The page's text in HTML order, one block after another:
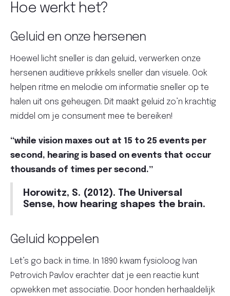
Hoe werkt het?
Geluid en onze hersenen
Hoewel licht sneller is dan geluid, verwerken onze
hersenen auditieve prikkels sneller dan visuele. Ook
helpen ritme en melodie om informatie sneller op te
halen uit ons geheugen. Dit maakt geluid zo’n krachtig
middel om je consument mee te bereiken!
“while vision maxes out at 15 to 25 events per
second, hearing is based on events that occur
thousands of times per second.”
Horowitz, S. (2012). The Universal
Sense, how hearing shapes the brain.
Geluid koppelen
Let’s go back in time. In 1890 kwam fysioloog Ivan
Petrovich Pavlov erachter dat je een reactie kunt
opwekken met associatie. Door honden herhaaldelijk